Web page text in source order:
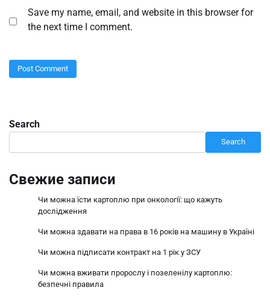
Save my name, email, and website in this browser for
the next time I comment.
Search
Search
Свежие записи
Чи можна їсти картоплю при онкології: що кажуть
дослідження
Чи можна здавати на права в 16 років на машину в Україні
Чи можна підписати контракт на 1 рік у ЗСУ
Чи можна вживати пророслу і позеленілу картоплю:
безпечні правила